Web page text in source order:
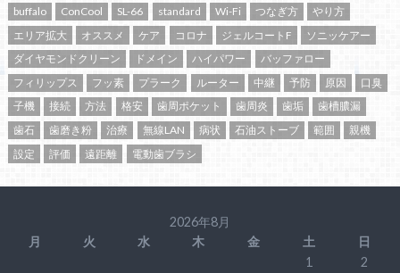
buffalo ConCool SL-66 standard Wi-Fi つなぎ方
やり方
エリア拡大
オススメ ケア コロナ ジェルコートF
ソニッケアー
ダイヤモンドクリーン
ドメイン ハイパワー
バッファロー
フィリップス
フッ素 プラーク ルーター 中継 予防 原因
口臭
子機
接続 方法 格安 歯周ポケット 歯周炎 歯垢
歯槽膿漏
歯石
歯磨き粉 治療 無線LAN 病状 石油ストーブ 範囲
親機
設定
評価 遠距離 電動歯ブラシ
2026年8月
月
火 水 木 金 土
日
1
2